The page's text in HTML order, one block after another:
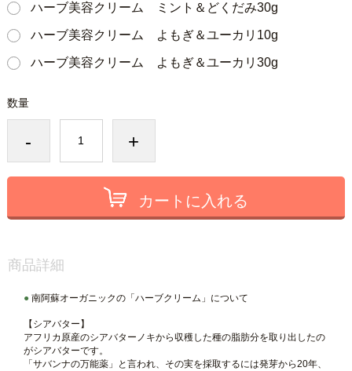
ハーブ美容クリーム ミント＆どくだみ30g
ハーブ美容クリーム よもぎ＆ユーカリ10g
ハーブ美容クリーム よもぎ＆ユーカリ30g
数量
- +
カートに入れる
商品詳細
● 南阿蘇オーガニックの「ハーブクリーム」について
【シアバター】
アフリカ原産のシアバターノキから収穫した種の脂肪分を取り出したの
がシアバターです。
「サバンナの万能薬」と言われ、その実を採取するには発芽から20年、